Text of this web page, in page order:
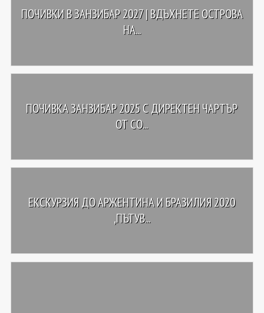
ПОЧИВКИ В ЗАНЗИБАР 2027 | ВДЪХНЕТЕ ОСТРОВА
НА...
ПОЧИВКА ЗАНЗИБАР 2025 С ДИРЕКТЕН ЧАРТЪР
ОТ СО...
ЕКСКУРЗИЯ ДО АРЖЕНТИНА И БРАЗИЛИЯ 2020
,ПЪТУВ...